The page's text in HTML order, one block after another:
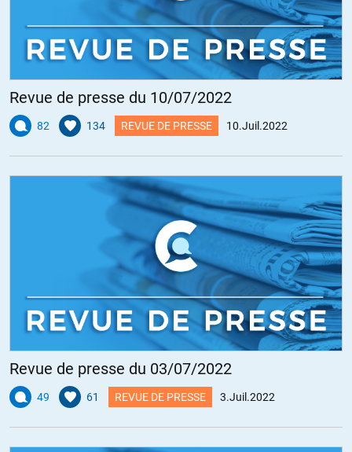
Revue de presse du 10/07/2022
82 134 REVUE DE PRESSE 10.Juil.2022
Revue de presse du 03/07/2022
49 61 REVUE DE PRESSE 3.Juil.2022